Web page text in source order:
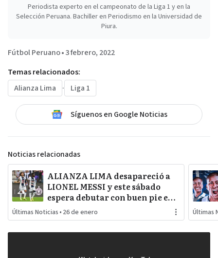
Periodista experto en el campeonato de la Liga 1 y en la
Selección Peruana. Bachiller en Periodismo en la Universidad de
Piura.
Fútbol Peruano•3 febrero, 2022
Temas relacionados:
Alianza Lima
· Liga 1
Síguenos en Google Noticias
Noticias relacionadas
ALIANZA LIMA desapareció a
LIONEL MESSI y este sábado
espera debutar con buen pie en
LA INCONTRASTABLE
Últimas Noticias • 26 de enero Últimas